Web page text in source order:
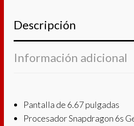
Descripción
Información adicional
Pantalla de 6.67 pulgadas
Procesador Snapdragon 6s